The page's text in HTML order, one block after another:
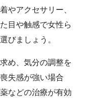
やアクセサリー、
目や触感で女性ら
びましょう。
め、気分の調整を
失感が強い場合
などの治療が有効